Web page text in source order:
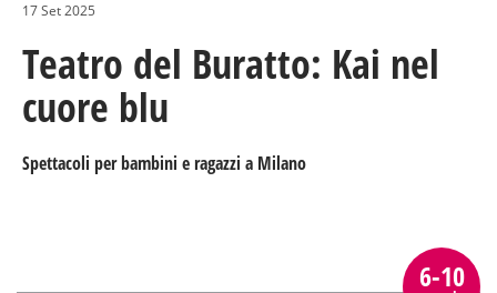
17 Set 2025
Teatro del Buratto: Kai nel
cuore blu
Spettacoli per bambini e ragazzi a Milano
6-10